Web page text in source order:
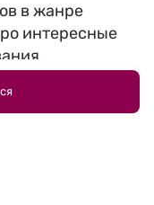
в жанре
интересные
Здесь речь
года статье